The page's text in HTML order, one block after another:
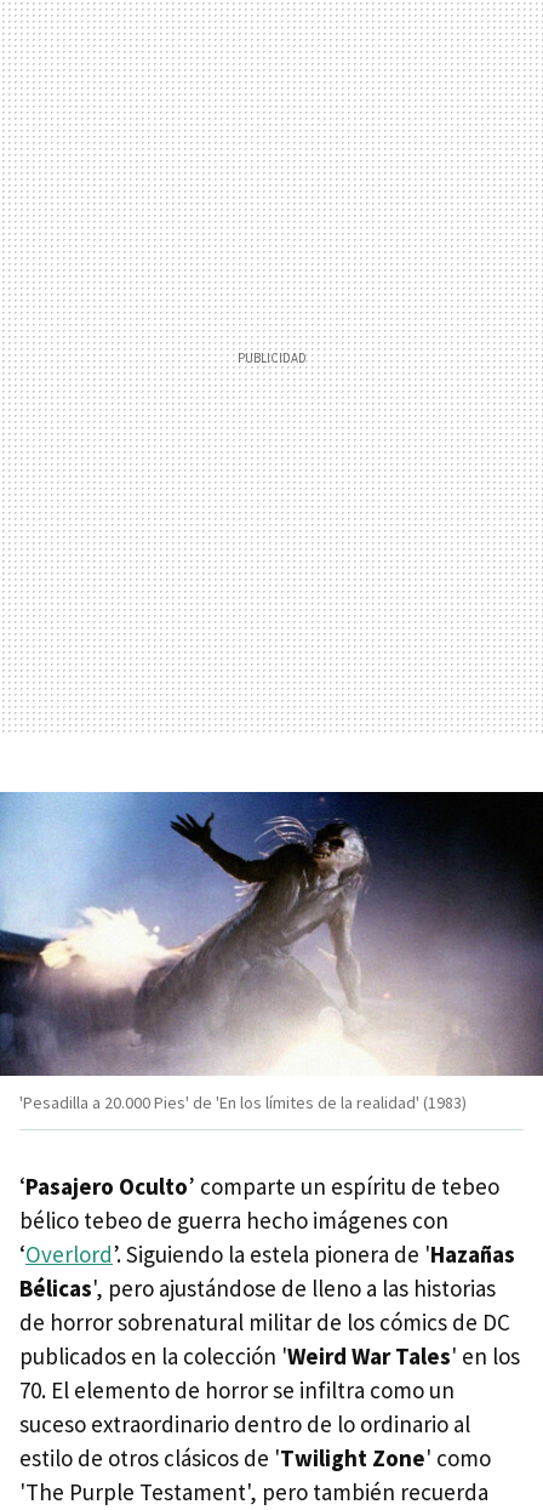
'Pesadilla a 20.000 Pies' de 'En los límites de la realidad' (1983)
‘Pasajero Oculto’ comparte un espíritu de tebeo
bélico tebeo de guerra hecho imágenes con
‘Overlord’. Siguiendo la estela pionera de 'Hazañas
Bélicas', pero ajustándose de lleno a las historias
de horror sobrenatural militar de los cómics de DC
publicados en la colección 'Weird War Tales' en los
70. El elemento de horror se infiltra como un
suceso extraordinario dentro de lo ordinario al
estilo de otros clásicos de 'Twilight Zone' como
'The Purple Testament', pero también recuerda